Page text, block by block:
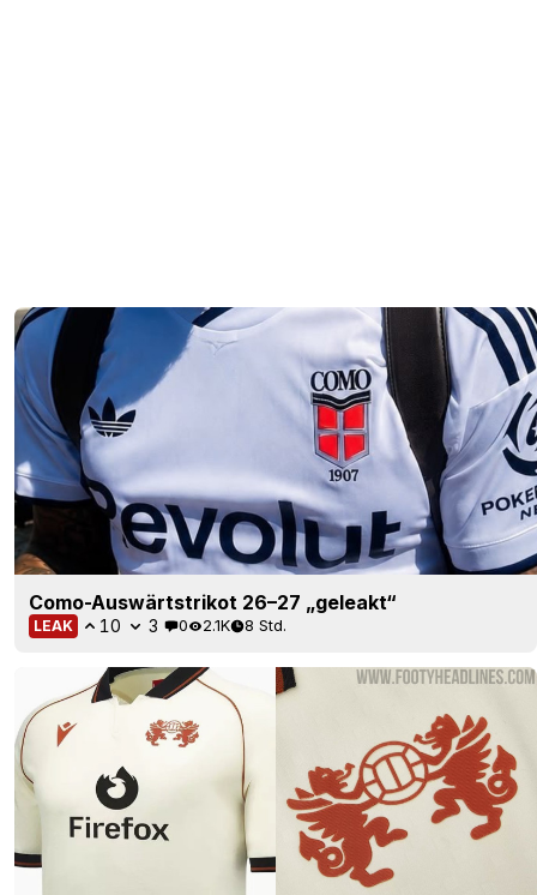
Como-Auswärtstrikot 26–27 „geleakt“
LEAK 10 3 0 2.1K 8 Std.